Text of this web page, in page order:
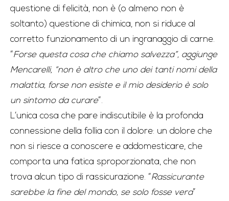
questione di felicità, non è (o almeno non è
soltanto) questione di chimica, non si riduce al
corretto funzionamento di un ingranaggio di carne.
“Forse questa cosa che chiamo salvezza”, aggiunge
Mencarelli, “non è altro che uno dei tanti nomi della
malattia, forse non esiste e il mio desiderio è solo
un sintomo da curare”.
L’unica cosa che pare indiscutibile è la profonda
connessione della follia con il dolore: un dolore che
non si riesce a conoscere e addomesticare, che
comporta una fatica sproporzionata, che non
trova alcun tipo di rassicurazione. “Rassicurante
sarebbe la fine del mondo, se solo fosse vera”